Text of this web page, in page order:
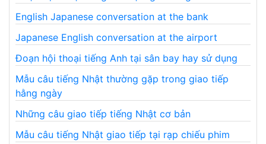
English Japanese conversation at the bank
Japanese English conversation at the airport
Đoạn hội thoại tiếng Anh tại sân bay hay sử dụng
Mẫu câu tiếng Nhật thường gặp trong giao tiếp
hằng ngày
Những câu giao tiếp tiếng Nhật cơ bản
Mẫu câu tiếng Nhật giao tiếp tại rạp chiếu phim